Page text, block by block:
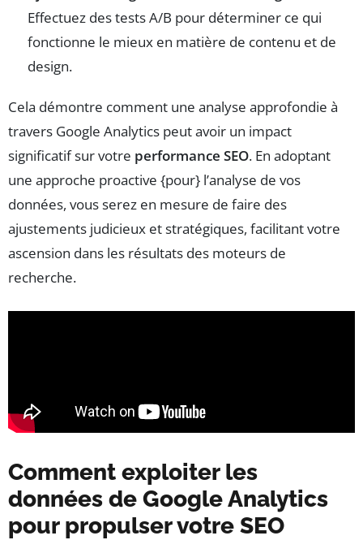
Effectuez des tests A/B pour déterminer ce qui
fonctionne le mieux en matière de contenu et de
design.
Cela démontre comment une analyse approfondie à
travers Google Analytics peut avoir un impact
significatif sur votre performance SEO. En adoptant
une approche proactive {pour} l’analyse de vos
données, vous serez en mesure de faire des
ajustements judicieux et stratégiques, facilitant votre
ascension dans les résultats des moteurs de
recherche.
Comment exploiter les
données de Google Analytics
pour propulser votre SEO